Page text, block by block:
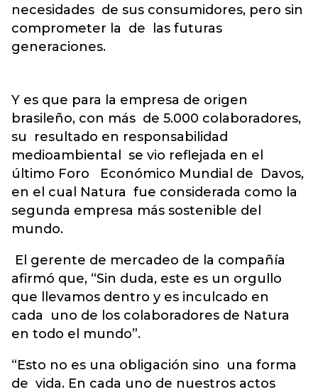
necesidades de sus consumidores, pero sin
comprometer la de las futuras
generaciones.
Y es que para la empresa de origen
brasileño, con más de 5.000 colaboradores,
su resultado en responsabilidad
medioambiental se vio reflejada en el
último Foro Económico Mundial de Davos,
en el cual Natura fue considerada como la
segunda empresa más sostenible del
mundo.
El gerente de mercadeo de la compañía
afirmó que, “Sin duda, este es un orgullo
que llevamos dentro y es inculcado en
cada uno de los colaboradores de Natura
en todo el mundo”.
“Esto no es una obligación sino una forma
de vida. En cada uno de nuestros actos